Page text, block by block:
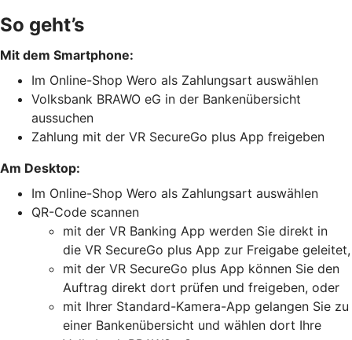
So geht’s
Mit dem Smartphone:
Im Online-Shop Wero als Zahlungsart auswählen
Volksbank BRAWO eG in der Bankenübersicht
aussuchen
Zahlung mit der VR SecureGo plus App freigeben
Am Desktop:
Im Online-Shop Wero als Zahlungsart auswählen
QR-Code scannen
mit der VR Banking App werden Sie direkt in
die VR SecureGo plus App zur Freigabe geleitet,
mit der VR SecureGo plus App können Sie den
Auftrag direkt dort prüfen und freigeben, oder
mit Ihrer Standard-Kamera-App gelangen Sie zu
einer Bankenübersicht und wählen dort Ihre